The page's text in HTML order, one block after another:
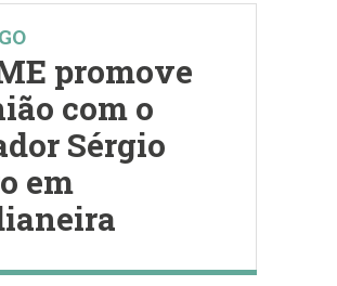
promove
com o
Sérgio
em